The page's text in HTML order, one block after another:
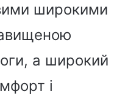
широкими
а широкий
і